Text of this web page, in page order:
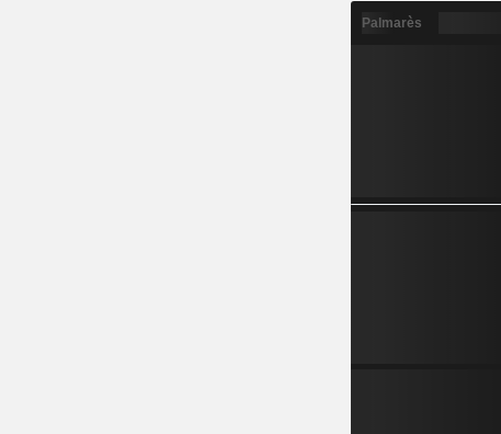
Palmarès